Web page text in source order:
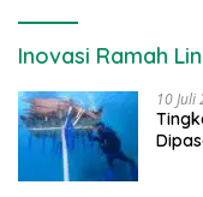
Inovasi Ramah
10 Juli